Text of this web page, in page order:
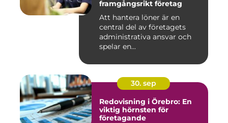
framgångsrikt företag
Att hantera löner är en
central del av företagets
administrativa ansvar och
spelar en...
30. sep
Redovisning i Örebro: En
viktig hörnsten för
företagande